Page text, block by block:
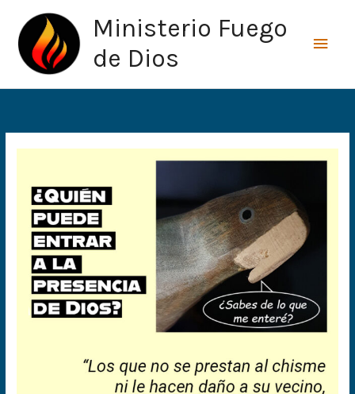
contenido
Ministerio Fuego
de Dios